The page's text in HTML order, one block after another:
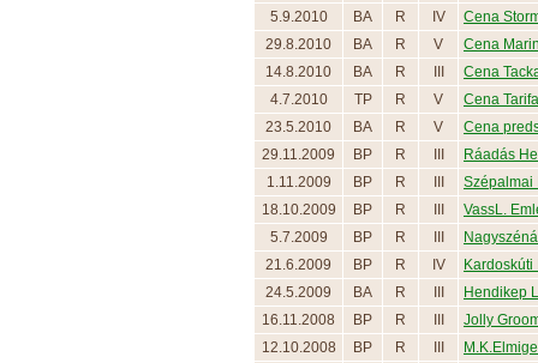
5.9.2010
BA R IV
Cena
29.8.2010
BA R V
Cena
14.8.2010
BA R
Cena
4.7.2010
TP R V
Cena Tarifa
23.5.2010
BA R V
Cena
29.11.2009
BP R
Ráadás
1.11.2009
BP R
Szépalmai
18.10.2009
BP R
VassL.
5.7.2009
BP R
21.6.2009
BP R IV
24.5.2009
BA R
Hendikep
16.11.2008
BP R
Jolly
12.10.2008
BP R